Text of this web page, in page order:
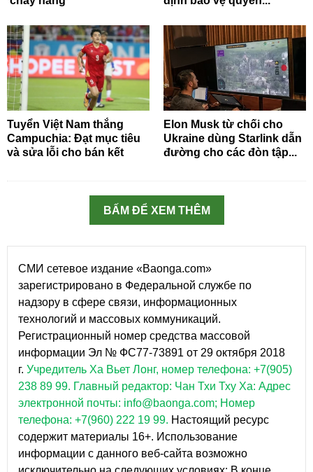
Tuyển Việt Nam thắng
Campuchia: Đạt mục tiêu
và sửa lỗi cho bán kết
Elon Musk từ chối cho
Ukraine dùng Starlink dẫn
đường cho các đòn tập...
BẤM ĐỂ XEM THÊM
СМИ сетевое издание «Baonga.com»
зарегистрировано в Федеральной службе по
надзору в сфере связи, информационных
технологий и массовых коммуникаций.
Регистрационный номер средства массовой
информации Эл № ФС77-73891 от 29 октября 2018
г. Учредитель Ха Вьет Лонг, номер телефона: +7(905)
238 89 99. Главный редактор: Чан Тхи Тху Ха: Адрес
электронной почты: info@baonga.com; Номер
телефона: +7(960) 222 19 99. Настоящий ресурс
содержит материалы 16+. Использование
информации с данного веб-сайта возможно